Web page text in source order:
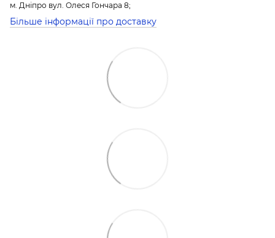
м. Дніпро вул. Олеся Гончара 8;
Більше інформації про доставку